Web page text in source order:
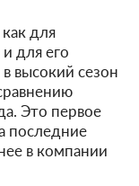
для
для его
высокий сезон
Это первое
последние
в компании